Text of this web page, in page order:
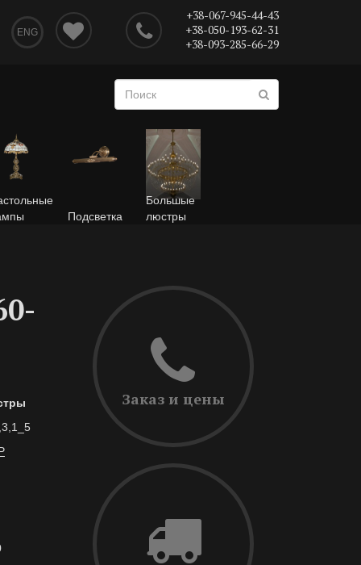
ENG
+38-067-945-44-43
+38-050-193-62-31
+38-093-285-66-29
Подсветка
Большые
люстры
Заказ и цены